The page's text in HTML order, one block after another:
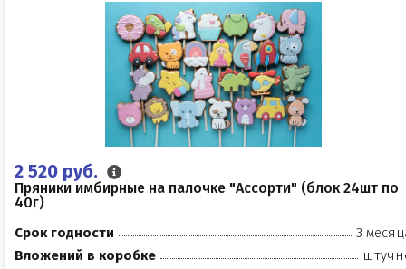
2 520 руб.
Пряники имбирные на палочке "Ассорти" (блок 24шт по
40г)
Срок годности
3
Вложений в коробке